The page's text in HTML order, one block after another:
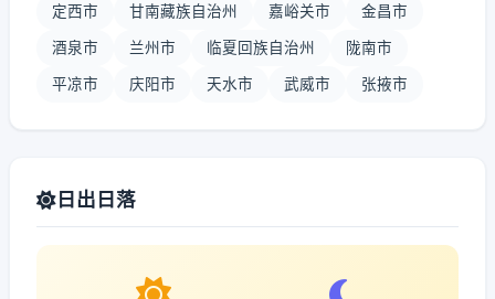
定西市 甘南藏族自治州 嘉峪关市 金昌市
酒泉市 兰州市 临夏回族自治州 陇南市
平凉市 庆阳市 天水市 武威市 张掖市
日出日落